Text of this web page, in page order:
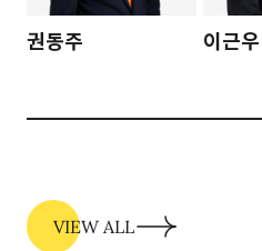
권동주 이근우
VIEW ALL